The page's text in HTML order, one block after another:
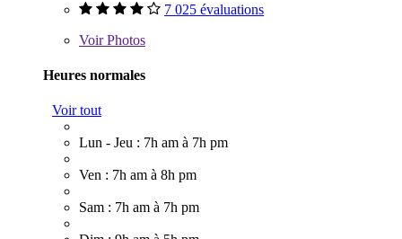
7 025 évaluations
VoirPhotos
Heures normales
Voir tout
Lun - Jeu : 7h am à 7h pm
Ven : 7h am à 8h pm
Sam : 7h am à 7h pm